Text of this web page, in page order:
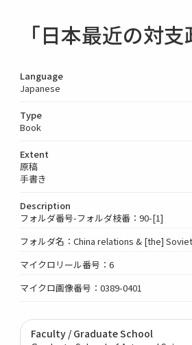
「日本最近の対支
Language
Japanese
Type
Book
Extent
原稿
手書き
Description
フォルダ番号-フォルダ枝番：90-[1]
フォルダ名：China relations & [the]
マイクロリール番号：6
マイクロ画像番号：0389-0401
Faculty / Graduate School